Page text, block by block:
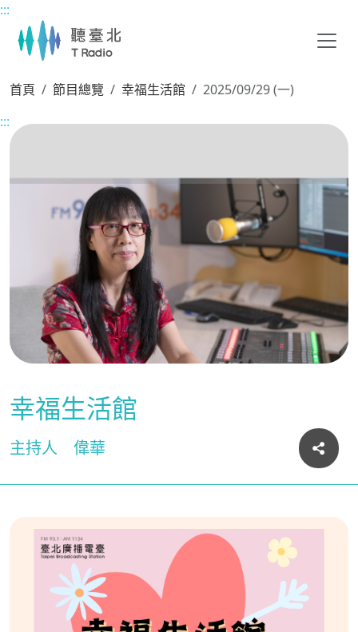
主要內容區塊
:::
首頁 節目總覽 幸福生活館
2025/09/29 (一)
:::
幸福生活館
主持人 偉華